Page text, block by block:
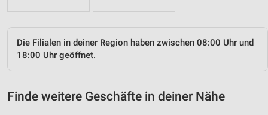
Die Filialen in deiner Region haben zwischen 08:00 Uhr und
18:00 Uhr geöffnet.
Finde weitere Geschäfte in deiner Nähe